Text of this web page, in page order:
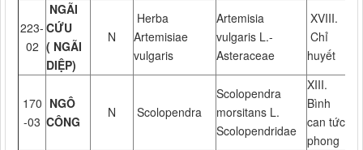
223-
02
NGÃI
CỨU
( NGÃI
DIỆP)
N
Herba
Artemisiae
vulgaris
Artemisia
vulgaris L.-
Asteraceae
XVIII.
Chỉ
huyết
170
-03
NGÔ
CÔNG
N Scolopendra
Scolopendra
morsitans L.
Scolopendridae
XIII.
Bình
can tức
phong